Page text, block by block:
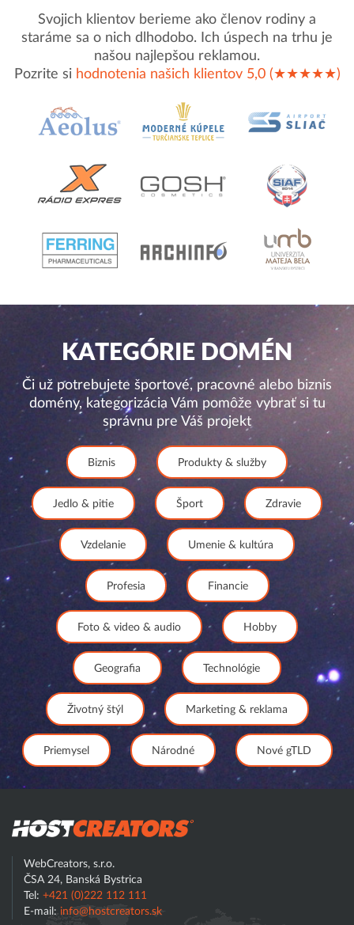
Svojich klientov berieme ako členov rodiny a
staráme sa o nich dlhodobo. Ich úspech na trhu je
našou najlepšou reklamou.
Pozrite si hodnotenia našich klientov 5,0 (★★★★★)
KATEGÓRIE DOMÉN
Či už potrebujete športové, pracovné alebo biznis
domény, kategorizácia Vám pomôže vybrať si tu
správnu pre Váš projekt
Biznis Produkty & služby
Jedlo & pitie Šport Zdravie
Vzdelanie Umenie & kultúra
Profesia Financie
Foto & video & audio Hobby
Geografia Technológie
Životný štýl Marketing & reklama
Priemysel Národné Nové gTLD
WebCreators, s.r.o.
ČSA 24, Banská Bystrica
Tel: +421 (0)222 112 111
E-mail: info@hostcreators.sk